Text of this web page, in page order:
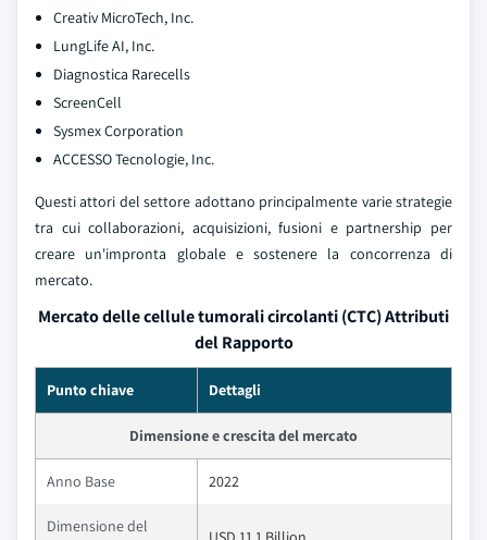
Creativ MicroTech, Inc.
LungLife AI, Inc.
Diagnostica Rarecells
ScreenCell
Sysmex Corporation
ACCESSO Tecnologie, Inc.
Questi attori del settore adottano principalmente varie strategie
tra cui collaborazioni, acquisizioni, fusioni e partnership per
creare un'impronta globale e sostenere la concorrenza di
mercato.
Mercato delle cellule tumorali circolanti (CTC) Attributi
del Rapporto
Punto chiave Dettagli
Dimensione e crescita del mercato
Anno Base 2022
Dimensione del